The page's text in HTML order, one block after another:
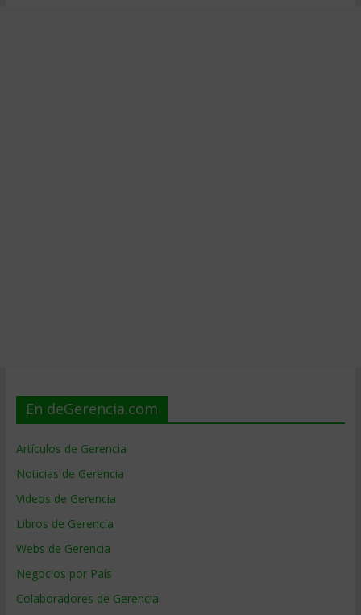
En deGerencia.com
Artículos de Gerencia
Noticias de Gerencia
Videos de Gerencia
Libros de Gerencia
Webs de Gerencia
Negocios por País
Colaboradores de Gerencia